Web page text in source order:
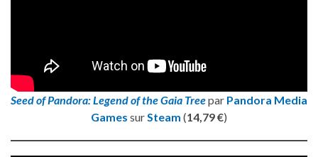
Seed of Pandora: Legend of the Gaia Treepar Pandora Media
Games surSteam (14,79 €)